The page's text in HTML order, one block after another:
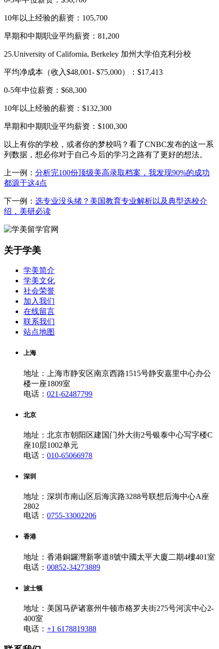
10年以上经验的薪资：105,700
早期和中期职业平均薪资：81,200
25.University of California, Berkeley 加州大学伯克利分校
平均净成本（收入$48,001- $75,000）：$17,413
0-5年中位薪资：$68,300
10年以上经验的薪资：$132,300
早期和中期职业平均薪资：$100,300
以上有你的学校，或者你的梦校吗？看了CNBC发布的这一系
列数据，想必你对于自己今后的学习之路有了更好的想法。
上一例： 分析完100份顶级美高录取档案，我发现90%的成功
都源于这4点
下一例： 选专业没头绪？美国教育专业解析以及典型选校介
绍，美研必读
关于学美
学美简介
学美文化
社会荣誉
加入我们
在线留言
联系我们
站点地图
上海
地址：上海市静安区南京西路1515号静安嘉里中心办公
楼一座1809室
电话： 021-62487799
北京
地址：北京市朝阳区建国门外大街2号银泰中心写字楼C
座10层1002单元
电话： 010-65066978
深圳
地址：深圳市南山区后海滨路3288号联想后海中心A座
2802
电话： 0755-33002206
香港
地址：香港銅鑼灣新寧道8號中國太平大廈二期4樓401室
电话： 00852-34273889
波士顿
地址：美国马萨诸塞州牛顿市格罗夫街275号河滨中心2-
400室
电话： +1 6178819388